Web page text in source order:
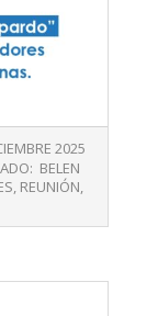
2025
BELEN
REUNIÓN